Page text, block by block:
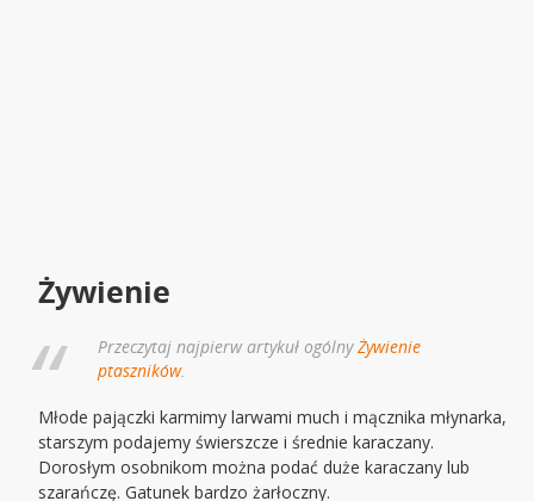
Żywienie
Przeczytaj najpierw artykuł ogólnyŻywienie
ptaszników.
Młode pajączki karmimy larwami much i mącznika młynarka,
starszym podajemy świerszcze i średnie karaczany.
Dorosłym osobnikom można podać duże karaczany lub
szarańczę. Gatunek bardzo żarłoczny.